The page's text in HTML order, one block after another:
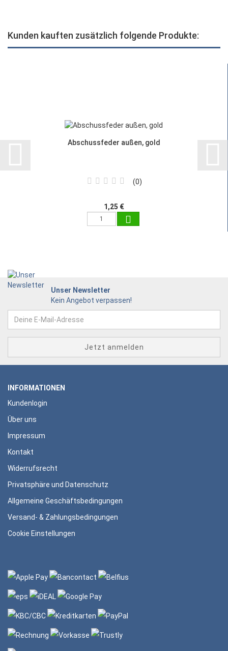
Kunden kauften zusätzlich folgende Produkte:
Abschussfeder außen, gold
0
1,25 €
Unser Newsletter
Kein Angebot verpassen!
INFORMATIONEN
Kundenlogin
Über uns
Impressum
Kontakt
Widerrufsrecht
Privatsphäre und Datenschutz
Allgemeine Geschäftsbedingungen
Versand- & Zahlungsbedingungen
Cookie Einstellungen